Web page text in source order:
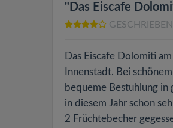
"Das Eiscafe
Das Eiscafe Dolomiti
Innenstadt. Bei
bequeme Bestuhlung
in diesem Jahr schon
2 Früchtebecher